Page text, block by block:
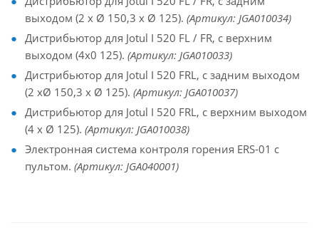
выходом (2 x Ø 150,3 x Ø 125). (Артикул: JGA010034)
Дистрибьютор для Jotul I 520 FL / FR, с верхним
выходом (4x0 125). (Артикул: JGA010033)
Дистрибьютор для Jotul I 520 FRL, с задним выходом
(2 xØ 150,3 x Ø 125). (Артикул: JGA010037)
Дистрибьютор для Jotul I 520 FRL, с верхним выходом
(4 x Ø 125). (Артикул: JGA010038)
Электронная система контроля горения ERS-01 с
пультом. (Артикул: JGA040001)